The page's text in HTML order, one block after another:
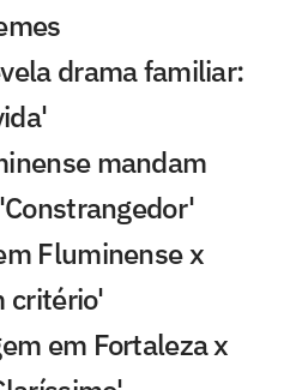
drama familiar:
mandam
Fluminense x
critério'
em Fortaleza x